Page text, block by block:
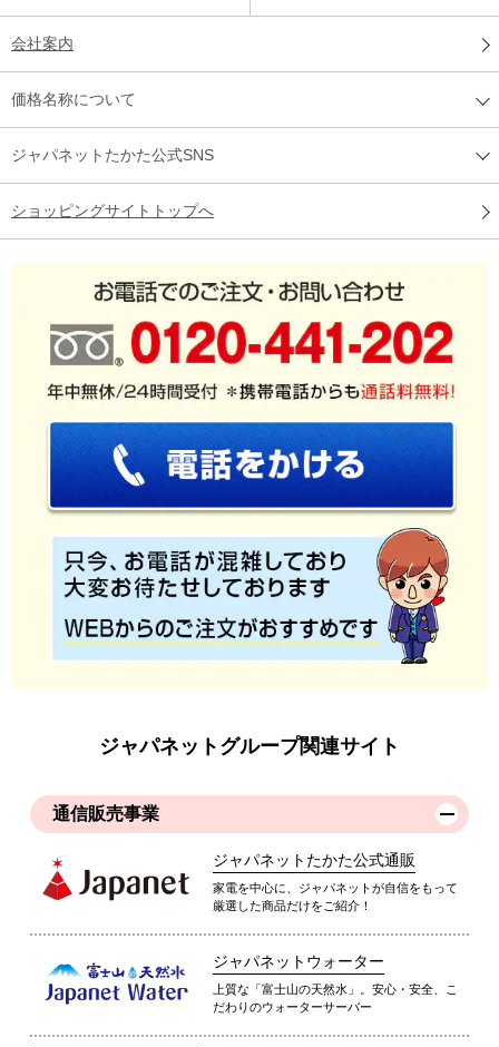
会社案内
価格名称について
ジャパネットたかた公式SNS
ショッピングサイトトップへ
ジャパネットグループ関連サイト
通信販売事業
ジャパネットたかた公式通販
家電を中心に、ジャパネットが自信をもって
厳選した商品だけをご紹介！
ジャパネットウォーター
上質な「富士山の天然水」。安心・安全、こ
だわりのウォーターサーバー